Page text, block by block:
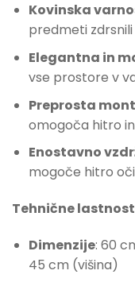
Kovinska
predmeti
Elegantna in
vse prostore v
Preprosta
omogoča hitro
Enostavno
mogoče hitro
Tehnične
Dimenzije: 60
45 cm (višina)